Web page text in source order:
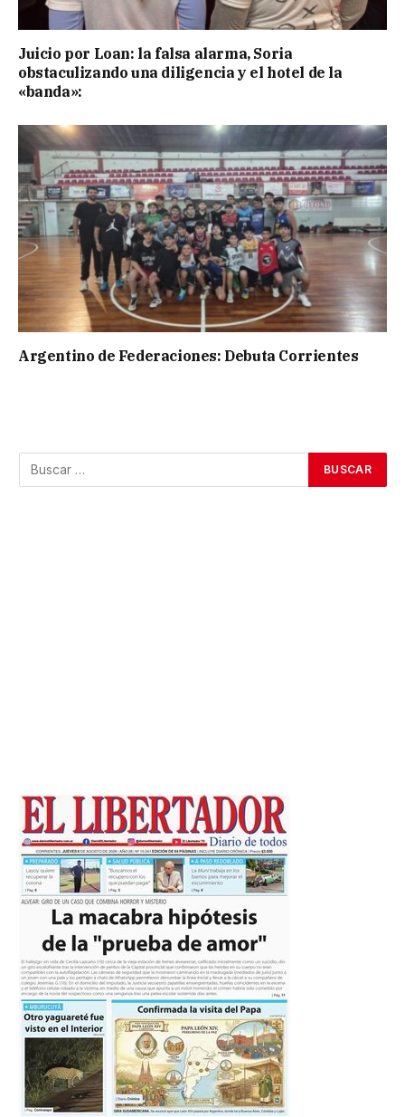
Juicio por Loan: la falsa alarma, Soria
obstaculizando una diligencia y el hotel de la
«banda»:
Argentino de Federaciones: Debuta Corrientes